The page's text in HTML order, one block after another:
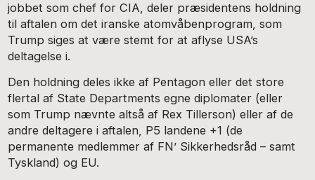
jobbet som chef for CIA, deler præsidentens holdning
til aftalen om det iranske atomvåbenprogram, som
Trump siges at være stemt for at aflyse USA’s
deltagelse i.
Den holdning deles ikke af Pentagon eller det store
flertal af State Departments egne diplomater (eller
som Trump nævnte altså af Rex Tillerson) eller af de
andre deltagere i aftalen, P5 landene +1 (de
permanente medlemmer af FN’ Sikkerhedsråd – samt
Tyskland) og EU.